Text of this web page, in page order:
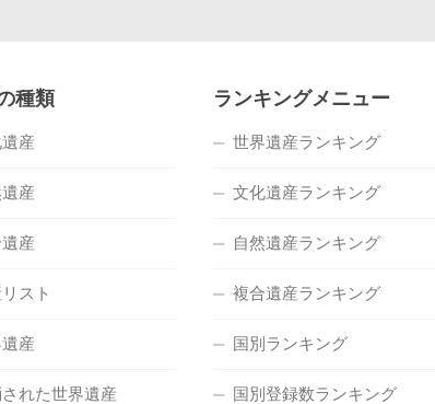
種類
産
産
産
スト
産
れた世界遺産
ランキングメニュー
世界遺産ランキング
文化遺産ランキング
自然遺産ランキング
複合遺産ランキング
国別ランキング
国別登録数ランキング